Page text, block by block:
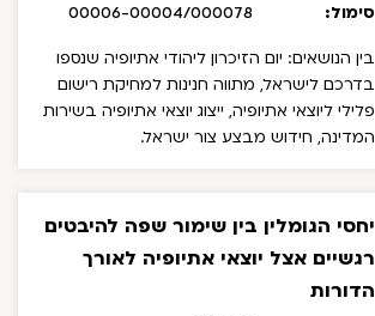
סימול:
00006-00004/000078
בין הנושאים: יום הזיכרון ליהודי אתיופיה שנספו
בדרכם לישראל, מתווה חנינות למחיקת רישום
פלילי ליוצאי אתיופיה, ייצוג יוצאי אתיופיה בשירות
המדינה, חידוש מבצע צור ישראל.
יחסי הגומלין בין שימור שפה להיבטים
רגשיים אצל יוצאי אתיופיה לאורך
הדורות